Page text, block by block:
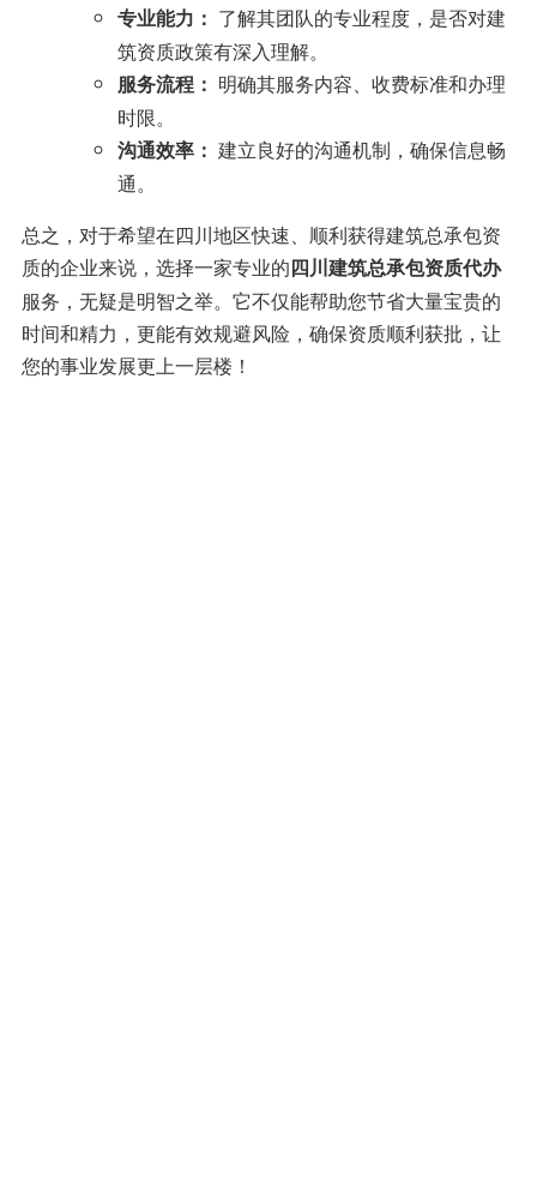
专业能力： 了解其团队的专业程度，是否对建
筑资质政策有深入理解。
服务流程： 明确其服务内容、收费标准和办理
时限。
沟通效率： 建立良好的沟通机制，确保信息畅
通。
总之，对于希望在四川地区快速、顺利获得建筑总承包资
质的企业来说，选择一家专业的四川建筑总承包资质代办
服务，无疑是明智之举。它不仅能帮助您节省大量宝贵的
时间和精力，更能有效规避风险，确保资质顺利获批，让
您的事业发展更上一层楼！